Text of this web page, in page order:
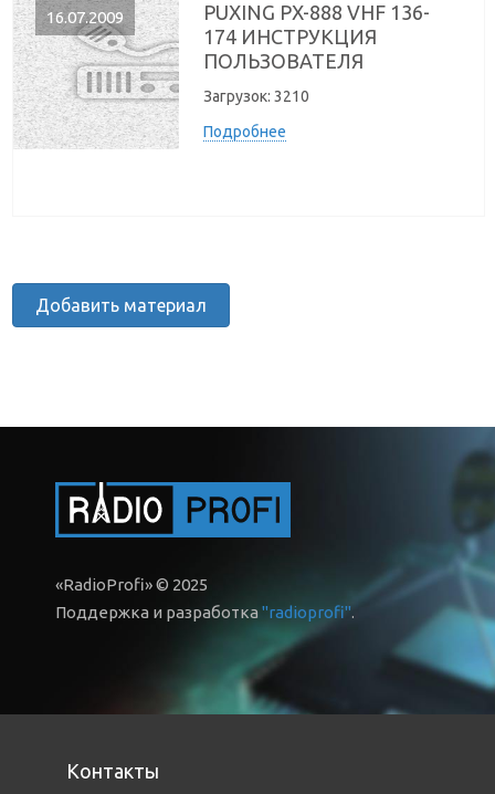
16.07.2009
PUXING PX-888 VHF 136-
174 ИНСТРУКЦИЯ
ПОЛЬЗОВАТЕЛЯ
Загрузок: 3210
Подробнее
Добавить материал
«RadioProfi» © 2025
Поддержка и разработка"radioprofi".
Контакты